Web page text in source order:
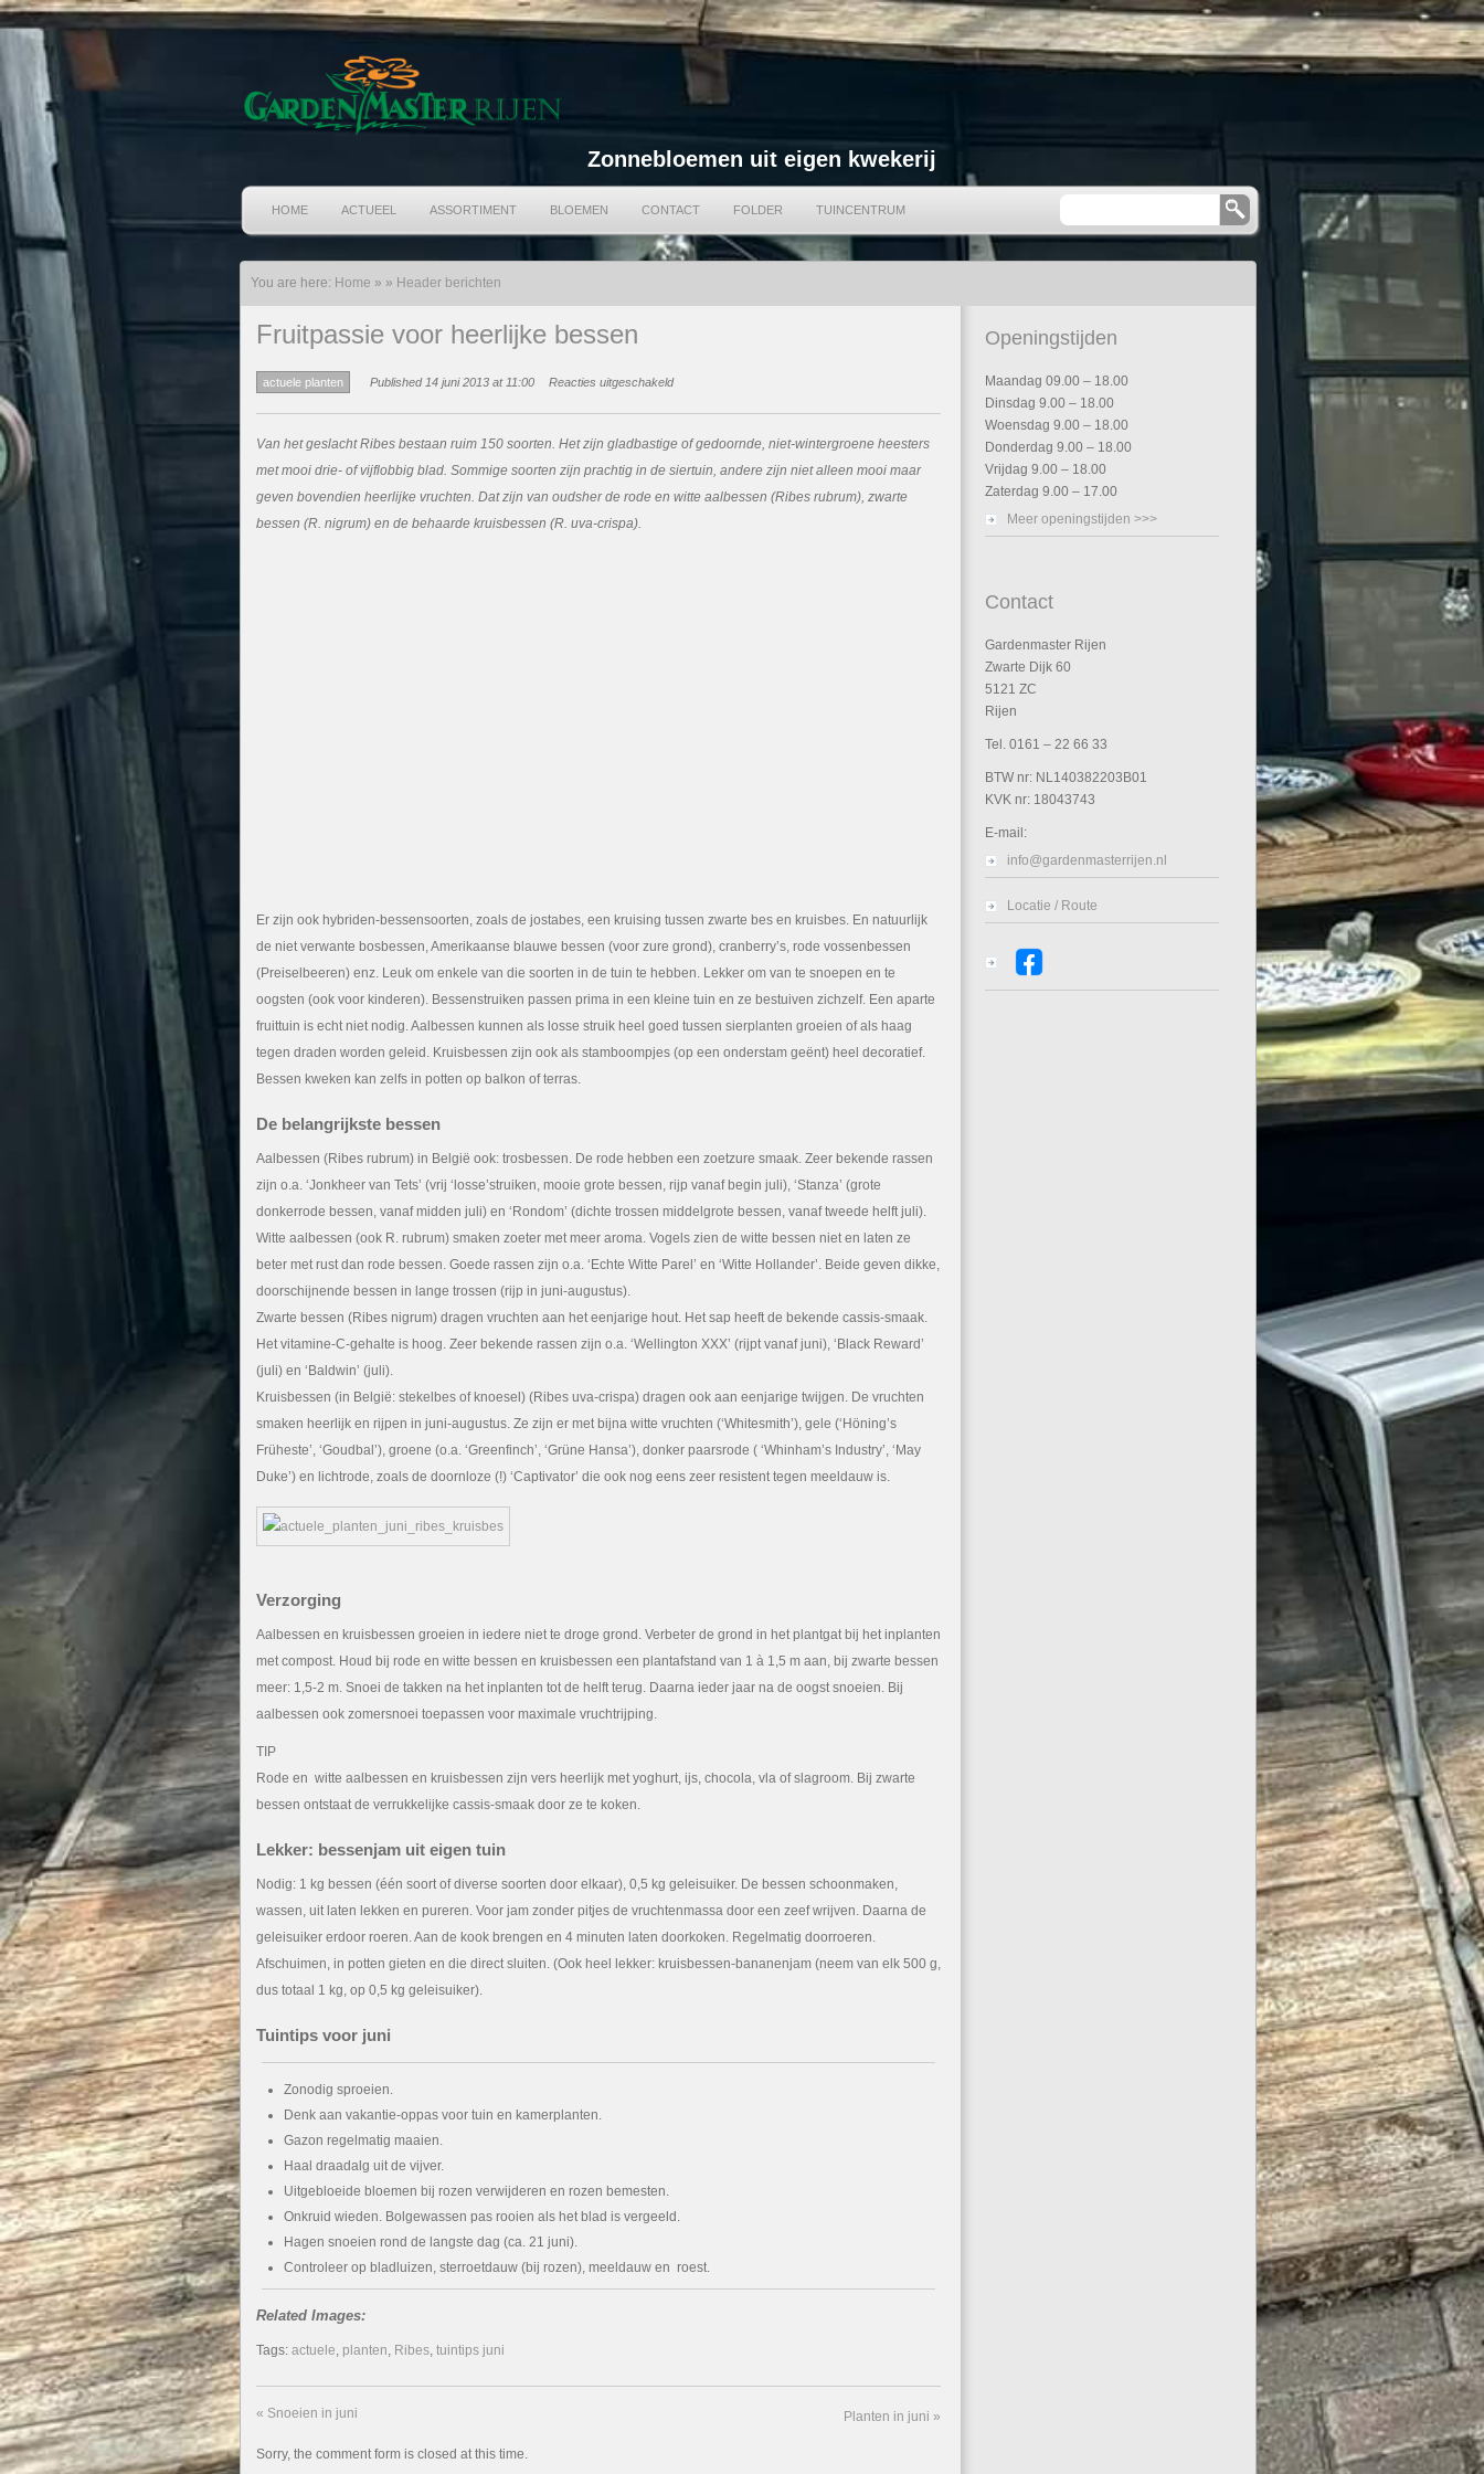
Zonnebloemen uit eigen kwekerij
HOME ACTUEEL ASSORTIMENT BLOEMEN CONTACT FOLDER TUINCENTRUM
You are here: Home » » Header berichten
Fruitpassie voor heerlijke bessen
actuele planten Published 14 juni 2013 at 11:00 Reacties uitgeschakeld
voor
bessen
Van het geslacht Ribes bestaan ruim 150 soorten. Het zijn gladbastige of gedoornde, niet-wintergroene heesters
met mooi drie- of vijflobbig blad. Sommige soorten zijn prachtig in de siertuin, andere zijn niet alleen mooi maar
geven bovendien heerlijke vruchten. Dat zijn van oudsher de rode en witte aalbessen (Ribes rubrum), zwarte
bessen (R. nigrum) en de behaarde kruisbessen (R. uva-crispa).
Er zijn ook hybriden-bessensoorten, zoals de jostabes, een kruising tussen zwarte bes en kruisbes. En natuurlijk
de niet verwante bosbessen, Amerikaanse blauwe bessen (voor zure grond), cranberry’s, rode vossenbessen
(Preiselbeeren) enz. Leuk om enkele van die soorten in de tuin te hebben. Lekker om van te snoepen en te
oogsten (ook voor kinderen). Bessenstruiken passen prima in een kleine tuin en ze bestuiven zichzelf. Een aparte
fruittuin is echt niet nodig. Aalbessen kunnen als losse struik heel goed tussen sierplanten groeien of als haag
tegen draden worden geleid. Kruisbessen zijn ook als stamboompjes (op een onderstam geënt) heel decoratief.
Bessen kweken kan zelfs in potten op balkon of terras.
De belangrijkste bessen
Aalbessen (Ribes rubrum) in België ook: trosbessen. De rode hebben een zoetzure smaak. Zeer bekende rassen
zijn o.a. ‘Jonkheer van Tets’ (vrij ‘losse’struiken, mooie grote bessen, rijp vanaf begin juli), ‘Stanza’ (grote
donkerrode bessen, vanaf midden juli) en ‘Rondom’ (dichte trossen middelgrote bessen, vanaf tweede helft juli).
Witte aalbessen (ook R. rubrum) smaken zoeter met meer aroma. Vogels zien de witte bessen niet en laten ze
beter met rust dan rode bessen. Goede rassen zijn o.a. ‘Echte Witte Parel’ en ‘Witte Hollander’. Beide geven dikke,
doorschijnende bessen in lange trossen (rijp in juni-augustus).
Zwarte bessen (Ribes nigrum) dragen vruchten aan het eenjarige hout. Het sap heeft de bekende cassis-smaak.
Het vitamine-C-gehalte is hoog. Zeer bekende rassen zijn o.a. ‘Wellington XXX’ (rijpt vanaf juni), ‘Black Reward’
(juli) en ‘Baldwin’ (juli).
Kruisbessen (in België: stekelbes of knoesel) (Ribes uva-crispa) dragen ook aan eenjarige twijgen. De vruchten
smaken heerlijk en rijpen in juni-augustus. Ze zijn er met bijna witte vruchten (‘Whitesmith’), gele (‘Höning’s
Früheste’, ‘Goudbal’), groene (o.a. ‘Greenfinch’, ‘Grüne Hansa’), donker paarsrode ( ‘Whinham’s Industry’, ‘May
Duke’) en lichtrode, zoals de doornloze (!) ‘Captivator’ die ook nog eens zeer resistent tegen meeldauw is.
Verzorging
Aalbessen en kruisbessen groeien in iedere niet te droge grond. Verbeter de grond in het plantgat bij het inplanten
met compost. Houd bij rode en witte bessen en kruisbessen een plantafstand van 1 à 1,5 m aan, bij zwarte bessen
meer: 1,5-2 m. Snoei de takken na het inplanten tot de helft terug. Daarna ieder jaar na de oogst snoeien. Bij
aalbessen ook zomersnoei toepassen voor maximale vruchtrijping.
TIP
Rode en witte aalbessen en kruisbessen zijn vers heerlijk met yoghurt, ijs, chocola, vla of slagroom. Bij zwarte
bessen ontstaat de verrukkelijke cassis-smaak door ze te koken.
Lekker: bessenjam uit eigen tuin
Nodig: 1 kg bessen (één soort of diverse soorten door elkaar), 0,5 kg geleisuiker. De bessen schoonmaken,
wassen, uit laten lekken en pureren. Voor jam zonder pitjes de vruchtenmassa door een zeef wrijven. Daarna de
geleisuiker erdoor roeren. Aan de kook brengen en 4 minuten laten doorkoken. Regelmatig doorroeren.
Afschuimen, in potten gieten en die direct sluiten. (Ook heel lekker: kruisbessen-bananenjam (neem van elk 500 g,
dus totaal 1 kg, op 0,5 kg geleisuiker).
Tuintips voor juni
Zonodig sproeien.
Denk aan vakantie-oppas voor tuin en kamerplanten.
Gazon regelmatig maaien.
Haal draadalg uit de vijver.
Uitgebloeide bloemen bij rozen verwijderen en rozen bemesten.
Onkruid wieden. Bolgewassen pas rooien als het blad is vergeeld.
Hagen snoeien rond de langste dag (ca. 21 juni).
Controleer op bladluizen, sterroetdauw (bij rozen), meeldauw en roest.
Related Images:
Tags: actuele, planten, Ribes, tuintips juni
« Snoeien in juni Planten in juni »
Sorry, the comment form is closed at this time.
Openingstijden
Maandag 09.00 – 18.00
Dinsdag 9.00 – 18.00
Woensdag 9.00 – 18.00
Donderdag 9.00 – 18.00
Vrijdag 9.00 – 18.00
Zaterdag 9.00 – 17.00
Meer openingstijden >>>
Contact
Gardenmaster Rijen
Zwarte Dijk 60
5121 ZC
Rijen
Tel. 0161 – 22 66 33
BTW nr: NL140382203B01
KVK nr: 18043743
E-mail:
info@gardenmasterrijen.nl
Locatie / Route